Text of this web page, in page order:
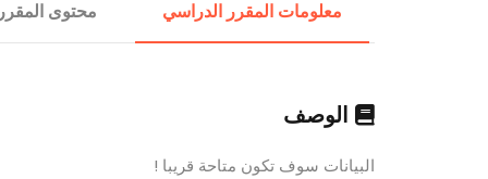
معلومات المقرر الدراسي محتوى المقرر
الوصف
البيانات سوف تكون متاحة قريبا !